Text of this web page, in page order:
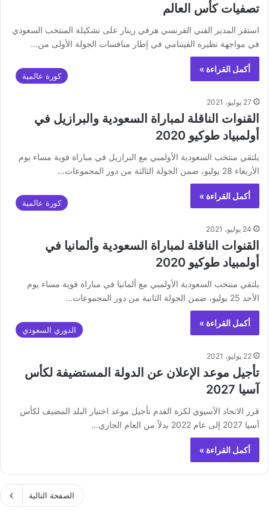
تصفيات كأس العالم
استقر المدير الفني الفرنسي هرفي رينار على تشكيلة المنتخب السعودي
في مواجهة نظيره الفيتنامي في إطار منافسات الجولة الأولى من…
أكمل القراءة »
كورة عالمية
27 يوليو، 2021
القنوات الناقلة لمباراة السعودية والبرازيل في
أولمبياد طوكيو 2020
يلتقي منتخب السعودية الأولمبي مع البرازيل في مباراة قوية مساء يوم
الأربعاء 28 يوليو، ضمن الجولة الثالثة من دور المجموعات…
أكمل القراءة »
كورة عالمية
24 يوليو، 2021
القنوات الناقلة لمباراة السعودية وألمانيا في
أولمبياد طوكيو 2020
يلتقي منتخب السعودية الأولمبي مع ألمانيا في مباراة قوية مساء يوم
الأحد 25 يوليو، ضمن الجولة الثانية من دور المجموعات…
أكمل القراءة »
الدوري السعودي
22 يوليو، 2021
تأجيل موعد الإعلان عن الدولة المستضيفة لكأس
آسيا 2027
قرر الاتحاد الآسيوي لكرة القدم تأجيل موعد اختيار البلد المضيف لكأس
آسيا 2027 إلى عام 2022 بدلاً من العام الجاري…
أكمل القراءة »
الصفحة التالية